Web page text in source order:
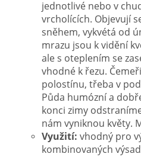
jednotlivé nebo v
vrcholících. Objevují
sněhem, vykvétá od
mrazu jsou k vidění
ale s oteplením se
vhodné k řezu.
polostínu, třeba v
Půda humózní a
konci zimy
nám vyniknou květy.
Využití: vhodný pro
kombinovaných